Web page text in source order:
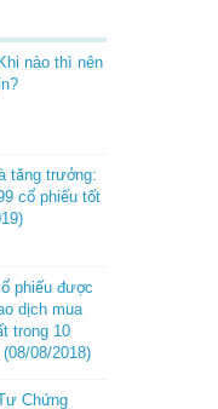
nào thì nên
tăng trưởng:
cổ phiếu tốt
phiếu được
dịch mua
trong 10
08/2018)
Chứng